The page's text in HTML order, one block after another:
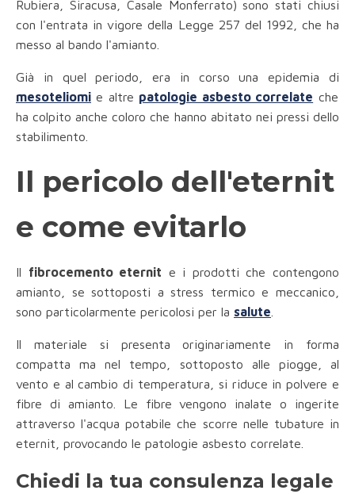
Rubiera, Siracusa, Casale Monferrato) sono stati chiusi
con l'entrata in vigore della Legge 257 del 1992, che ha
messo al bando l'amianto.
Già in quel periodo, era in corso una epidemia di
mesoteliomi e altre patologie asbesto correlate che
ha colpito anche coloro che hanno abitato nei pressi dello
stabilimento.
Il pericolo dell'eternit
e come evitarlo
Il fibrocemento eternit e i prodotti che contengono
amianto, se sottoposti a stress termico e meccanico,
sono particolarmente pericolosi per la salute
Il materiale si presenta originariamente in forma
compatta ma nel tempo, sottoposto alle piogge, al
vento e al cambio di temperatura, si riduce in polvere e
fibre di amianto. Le fibre vengono inalate o ingerite
attraverso l'acqua potabile che scorre nelle tubature in
eternit, provocando le patologie asbesto correlate.
Chiedi la tua consulenza legale